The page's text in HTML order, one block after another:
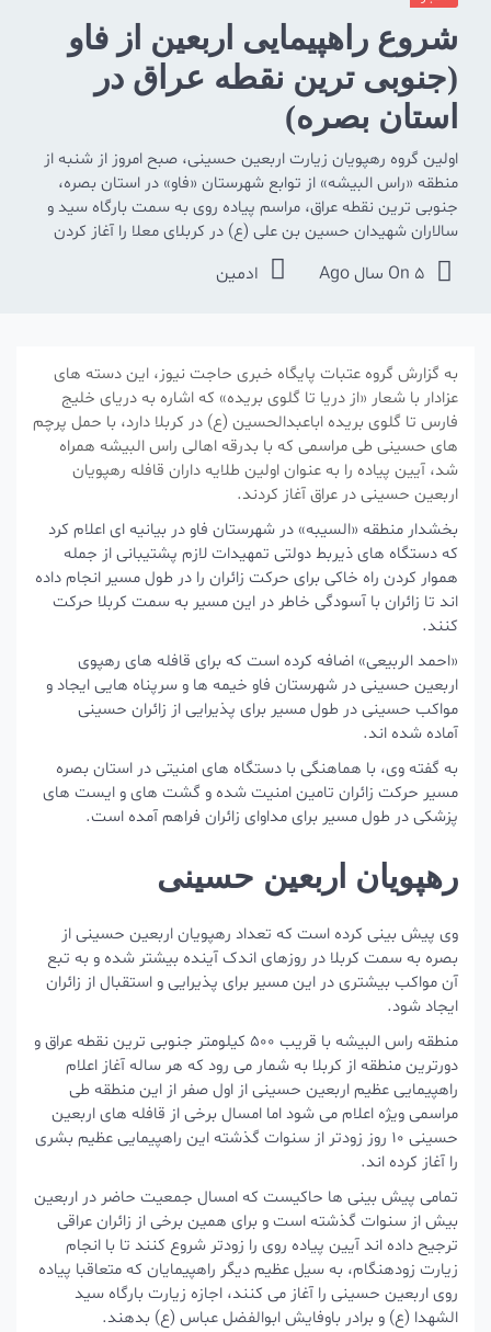
شروع راهپیمایی اربعین از فاو
(جنوبی ترین نقطه عراق در
استان بصره)
اولین گروه رهپویان زیارت اربعین حسینی، صبح امروز از شنبه از
منطقه «راس البیشه» از توابع شهرستان «فاو» در استان بصره،
جنوبی ترین نقطه عراق، مراسم پیاده روی به سمت بارگاه سید و
سالاران شهیدان حسین بن علی (ع) در کربلای معلا را آغاز کردن
On 5 سال Ago ادمین
به گزارش گروه عتبات پایگاه خبری حاجت نیوز، این دسته های
عزادار با شعار «از دریا تا گلوی بریده» که اشاره به دریای خلیج
فارس تا گلوی بریده اباعبدالحسین (ع) در کربلا دارد، با حمل پرچم
های حسینی طی مراسمی که با بدرقه اهالی راس البیشه همراه
شد، آیین پیاده را به عنوان اولین طلایه داران قافله رهپویان
اربعین حسینی در عراق آغاز کردند.
بخشدار منطقه «السیبه» در شهرستان فاو در بیانیه ای اعلام کرد
که دستگاه های ذیربط دولتی تمهیدات لازم پشتیبانی از جمله
هموار کردن راه خاکی برای حرکت زائران را در طول مسیر انجام داده
اند تا زائران با آسودگی خاطر در این مسیر به سمت کربلا حرکت
کنند.
«احمد الربیعی» اضافه کرده است که برای قافله های رهپوی
اربعین حسینی در شهرستان فاو خیمه ها و سرپناه هایی ایجاد و
مواکب حسینی در طول مسیر برای پذیرایی از زائران حسینی
آماده شده اند.
به گفته وی، با هماهنگی با دستگاه های امنیتی در استان بصره
مسیر حرکت زائران تامین امنیت شده و گشت های و ایست های
پزشکی در طول مسیر برای مداوای زائران فراهم آمده است.
رهپویان اربعین حسینی
وی پیش بینی کرده است که تعداد رهپویان اربعین حسینی از
بصره به سمت کربلا در روزهای اندک آینده بیشتر شده و به تبع
آن مواکب بیشتری در این مسیر برای پذیرایی و استقبال از زائران
ایجاد شود.
منطقه راس البیشه با قریب 500 کیلومتر جنوبی ترین نقطه عراق و
دورترین منطقه از کربلا به شمار می رود که هر ساله آغاز اعلام
راهپیمایی عظیم اربعین حسینی از اول صفر از این منطقه طی
مراسمی ویژه اعلام می شود اما امسال برخی از قافله های اربعین
حسینی 10 روز زودتر از سنوات گذشته این راهپیمایی عظیم بشری
را آغاز کرده اند.
تمامی پیش بینی ها حاکیست که امسال جمعیت حاضر در اربعین
بیش از سنوات گذشته است و برای همین برخی از زائران عراقی
ترجیح داده اند آیین پیاده روی را زودتر شروع کنند تا با انجام
زیارت زودهنگام، به سیل عظیم دیگر راهپیمایان که متعاقبا پیاده
روی اربعین حسینی را آغاز می کنند، اجازه زیارت بارگاه سید
الشهدا (ع) و برادر باوفایش ابوالفضل عباس (ع) بدهند.